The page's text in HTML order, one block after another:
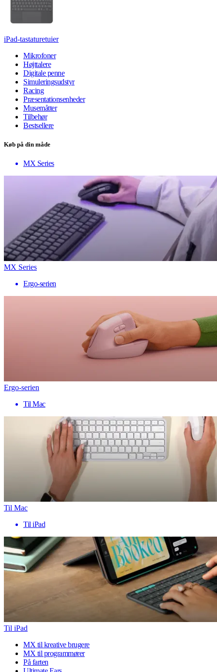
iPad-tastaturetuier
Mikrofoner
Højttalere
Digitale penne
Simuleringsudstyr
Racing
Præsentationsenheder
Musemåtter
Tilbehør
Bestsellere
Køb på din måde
MX Series
MX Series
Ergo-serien
Ergo-serien
Til Mac
Til Mac
Til iPad
Til iPad
MX til kreative brugere
MX til programmører
På farten